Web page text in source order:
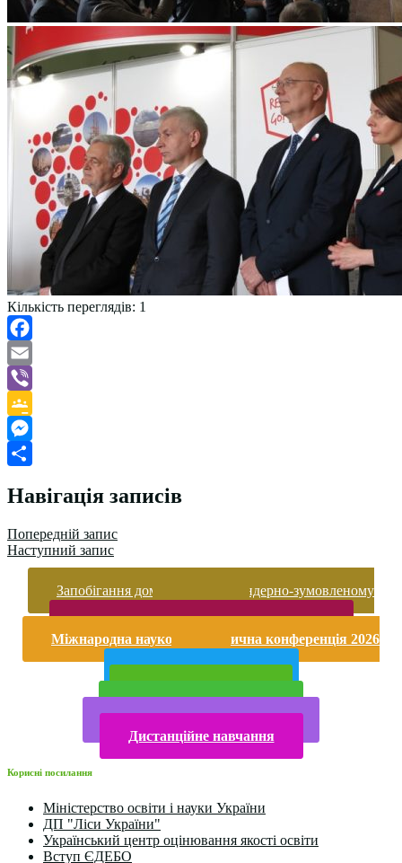
Кількість переглядів: 1
Facebook
Email
Viber
Google
Classroom
Messenger
Навігація записів
Попередній запис
Наступний запис
Запобігання домашньому та гендерно-зумовленому
Міжнародна науково-практична конференція 2026
Дистанційне навчання
Корисні посилання
Міністерство освіти і науки України
ДП "Ліси України"
Український центр оцінювання якості освіти
Вступ ЄДЕБО